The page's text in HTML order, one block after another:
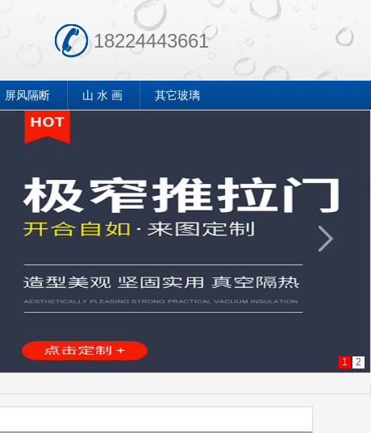
18224443661
屏风隔断 山 水 画 其它玻璃
1 2